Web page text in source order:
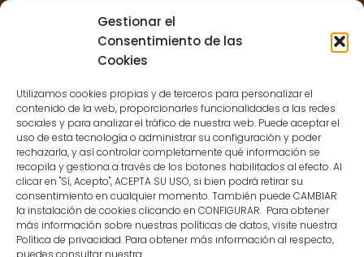
Gestionar el
Consentimiento de las
Cookies
Utilizamos cookies propias y de terceros para personalizar el
contenido de la web, proporcionarles funcionalidades a las redes
sociales y para analizar el tráfico de nuestra web. Puede aceptar el
uso de esta tecnología o administrar su configuración y poder
rechazarla, y así controlar completamente qué información se
recopila y gestiona a través de los botones habilitados al efecto. Al
clicar en "Sí, Acepto", ACEPTA SU USO, si bien podrá retirar su
consentimiento en cualquier momento. También puede CAMBIAR
la instalación de cookies clicando en CONFIGURAR. Para obtener
más información sobre nuestras políticas de datos, visite nuestra
Política de privacidad. Para obtener más información al respecto,
puedes consultar nuestra
Sessions for the user are not allowed
because the user is not a confirmed
CONTACTO
MENÚ PRINCIPAL
MI CUENTA